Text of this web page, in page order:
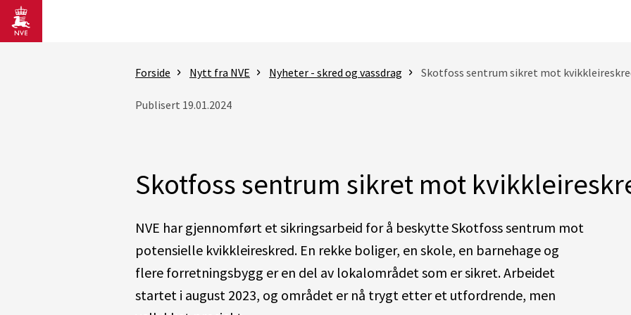
Gå til hovedinnhold
Forside Nytt fra NVE Nyheter - skred og vassdrag Skotfoss sentrum sikret mot
Publisert 19.01.2024
Skotfoss sentrum sikret mot
NVE har gjennomført et sikringsarbeid for å beskytte Skotfoss sentrum mot
potensielle kvikkleireskred. En rekke boliger, en skole, en barnehage og
flere forretningsbygg er en del av lokalområdet som er sikret. Arbeidet
startet i august 2023, og området er nå trygt etter et utfordrende, men